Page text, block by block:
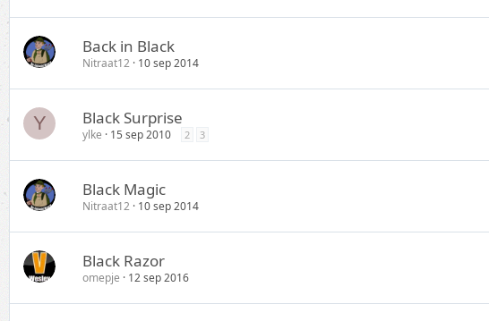
Back in Black
Nitraat12 10 sep 2014
Y Black Surprise
ylke 15 sep 2010 2 3
Black Magic
Nitraat12 10 sep 2014
Black Razor
omepje 12 sep 2016